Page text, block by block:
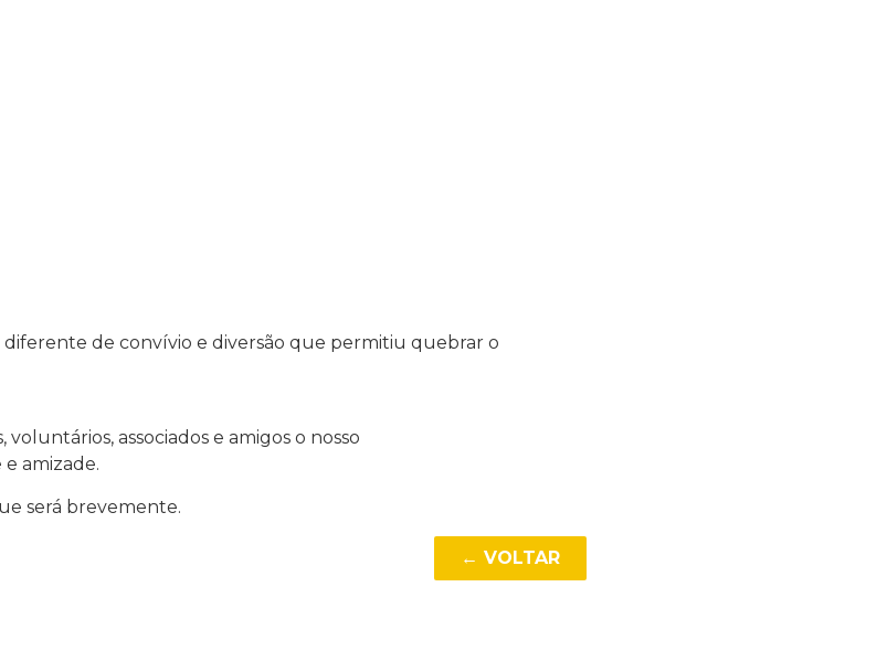
diferente de convívio e diversão que permitiu quebrar o
associados e amigos o nosso
amizade.
será brevemente.
← VOLTAR